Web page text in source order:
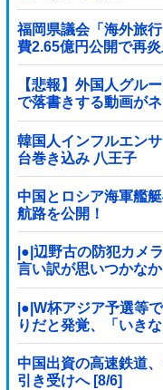
福岡県議会「海外旅
費2.65億円公開で再
【悲報】外国人グル
で落書きする動画が
の始まり」
韓国人インフルエン
台巻き込み 八王子
中国とロシア海軍艦
航路を公開！
|●|辺野古の防犯カメ
言い訳が思いつかな
れさせるコメントを
|●|W杯アジア予選等
りだと発覚、「いき
共催の件に言及する
中国出資の高速鉄道
引き受けへ [8/6]